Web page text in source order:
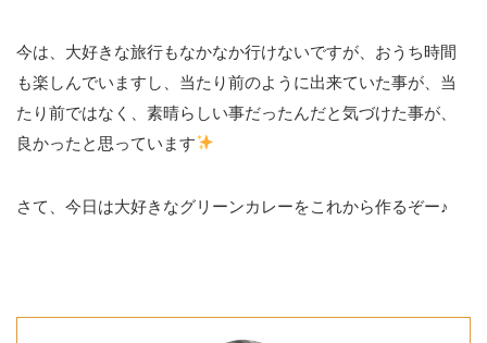
今は、大好きな旅行もなかなか行けないですが、おうち時間
も楽しんでいますし、当たり前のように出来ていた事が、当
たり前ではなく、素晴らしい事だったんだと気づけた事が、
良かったと思っています
さて、今日は大好きなグリーンカレーをこれから作るぞー♪